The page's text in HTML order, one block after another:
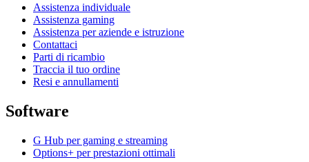
Assistenza individuale
Assistenza gaming
Assistenza per aziende e istruzione
Contattaci
Parti di ricambio
Traccia il tuo ordine
Resi e annullamenti
Software
G Hub per gaming e streaming
Options+ per prestazioni ottimali